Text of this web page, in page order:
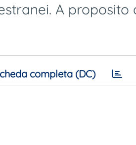
A proposito
completa (DC)